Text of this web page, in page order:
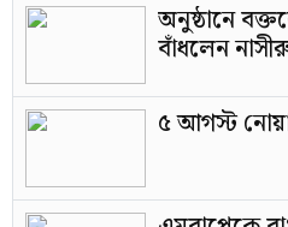
অনুষ্ঠানে
বাঁধলেন
৫ আগস্ট